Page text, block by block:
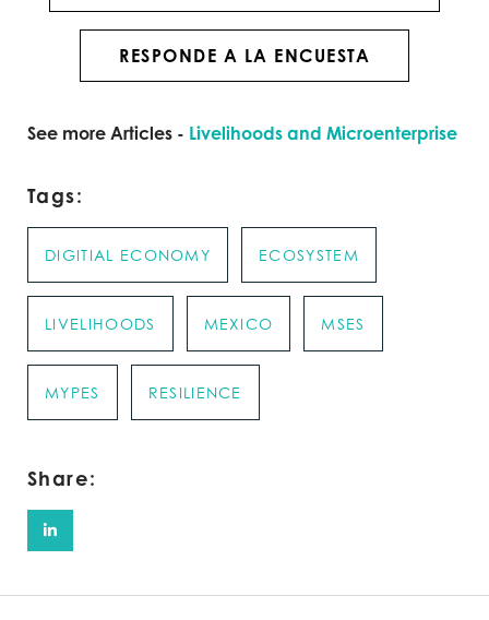
RESPONDE A LA ENCUESTA
See more Articles - Livelihoods and Microenterprise
Tags:
DIGITIAL ECONOMY ECOSYSTEM
LIVELIHOODS MEXICO MSES
MYPES RESILIENCE
Share: